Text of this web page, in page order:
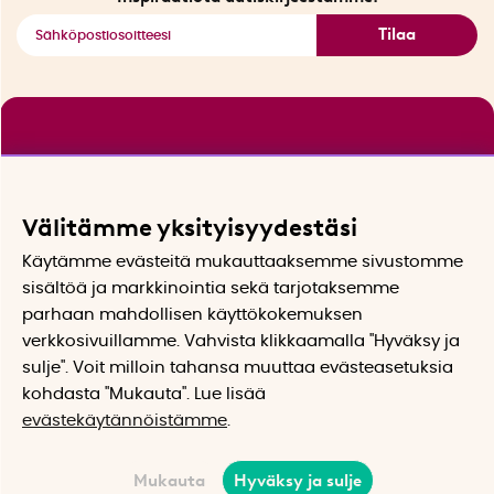
Tilaa
Välitämme yksityisyydestäsi
Käytämme evästeitä mukauttaaksemme sivustomme
sisältöä ja markkinointia sekä tarjotaksemme
parhaan mahdollisen käyttökokemuksen
verkkosivuillamme. Vahvista klikkaamalla "Hyväksy ja
sulje". Voit milloin tahansa muuttaa evästeasetuksia
kohdasta "Mukauta". Lue lisää
evästekäytännöistämme
Mukauta Hyväksy ja sulje